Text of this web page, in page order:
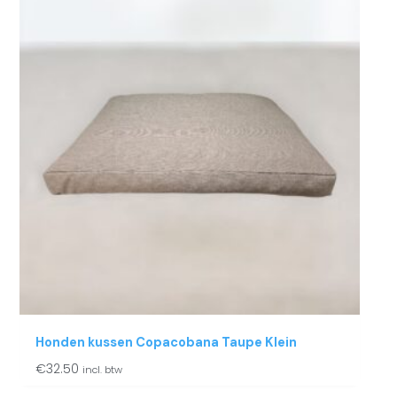
Honden kussen Copacobana Taupe Klein
€32.50 incl. btw